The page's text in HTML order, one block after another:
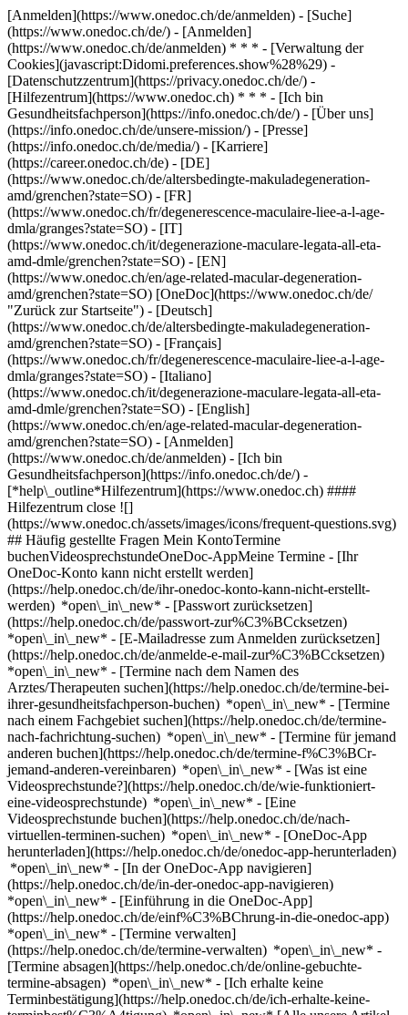
[Anmelden](https://www.onedoc.ch/de/anmelden) - [Suche]
(https://www.onedoc.ch/de/) - [Anmelden]
(https://www.onedoc.ch/de/anmelden) * * * - [Verwaltung der
Cookies](javascript:Didomi.preferences.show%28%29) -
[Datenschutzzentrum](https://privacy.onedoc.ch/de/) -
[Hilfezentrum](https://www.onedoc.ch) * * * - [Ich bin
Gesundheitsfachperson](https://info.onedoc.ch/de/) - [Über uns]
(https://info.onedoc.ch/de/unsere-mission/) - [Presse]
(https://info.onedoc.ch/de/media/) - [Karriere]
(https://career.onedoc.ch/de) - [DE]
(https://www.onedoc.ch/de/altersbedingte-makuladegeneration-
amd/grenchen?state=SO) - [FR]
(https://www.onedoc.ch/fr/degenerescence-maculaire-liee-a-l-age-
dmla/granges?state=SO) - [IT]
(https://www.onedoc.ch/it/degenerazione-maculare-legata-all-eta-
amd-dmle/grenchen?state=SO) - [EN]
(https://www.onedoc.ch/en/age-related-macular-degeneration-
amd/grenchen?state=SO) [OneDoc](https://www.onedoc.ch/de/
"Zurück zur Startseite") - [Deutsch]
(https://www.onedoc.ch/de/altersbedingte-makuladegeneration-
amd/grenchen?state=SO) - [Français]
(https://www.onedoc.ch/fr/degenerescence-maculaire-liee-a-l-age-
dmla/granges?state=SO) - [Italiano]
(https://www.onedoc.ch/it/degenerazione-maculare-legata-all-eta-
amd-dmle/grenchen?state=SO) - [English]
(https://www.onedoc.ch/en/age-related-macular-degeneration-
amd/grenchen?state=SO) - [Anmelden]
(https://www.onedoc.ch/de/anmelden) - [Ich bin
Gesundheitsfachperson](https://info.onedoc.ch/de/) -
[*help\_outline*Hilfezentrum](https://www.onedoc.ch) ####
Hilfezentrum close ![]
(https://www.onedoc.ch/assets/images/icons/frequent-questions.svg)
## Häufig gestellte Fragen Mein KontoTermine
buchenVideosprechstundeOneDoc-AppMeine Termine - [Ihr
OneDoc-Konto kann nicht erstellt werden]
(https://help.onedoc.ch/de/ihr-onedoc-konto-kann-nicht-erstellt-
werden) *open\_in\_new* - [Passwort zurücksetzen]
(https://help.onedoc.ch/de/passwort-zur%C3%BCcksetzen)
*open\_in\_new* - [E-Mailadresse zum Anmelden zurücksetzen]
(https://help.onedoc.ch/de/anmelde-e-mail-zur%C3%BCcksetzen)
*open\_in\_new* - [Termine nach dem Namen des
Arztes/Therapeuten suchen](https://help.onedoc.ch/de/termine-bei-
ihrer-gesundheitsfachperson-buchen) *open\_in\_new* - [Termine
nach einem Fachgebiet suchen](https://help.onedoc.ch/de/termine-
nach-fachrichtung-suchen) *open\_in\_new* - [Termine für jemand
anderen buchen](https://help.onedoc.ch/de/termine-f%C3%BCr-
jemand-anderen-vereinbaren) *open\_in\_new* - [Was ist eine
Videosprechstunde?](https://help.onedoc.ch/de/wie-funktioniert-
eine-videosprechstunde) *open\_in\_new* - [Eine
Videosprechstunde buchen](https://help.onedoc.ch/de/nach-
virtuellen-terminen-suchen) *open\_in\_new* - [OneDoc-App
herunterladen](https://help.onedoc.ch/de/onedoc-app-herunterladen)
*open\_in\_new* - [In der OneDoc-App navigieren]
(https://help.onedoc.ch/de/in-der-onedoc-app-navigieren)
*open\_in\_new* - [Einführung in die OneDoc-App]
(https://help.onedoc.ch/de/einf%C3%BChrung-in-die-onedoc-app)
*open\_in\_new* - [Termine verwalten](https://help.onedoc.ch/de/termine-verwalten) *open\_in\_new* - [Termine absagen](https://help.onedoc.ch/de/online-gebuchte-termine-absagen) *open\_in\_new* - [Ich erhalte keine Terminbestätigung](https://help.onedoc.ch/de/ich-erhalte-keine-terminbest%C3%A4tigung) *open\_in\_new* [Alle unsere Artikel anzeigen *open\_in\_new*](https://help.onedoc.ch/de/) close ## Ihre Suche bearbeiten ![Haus mit Pluszeichen, das anzeigt, dass eine Konsultation vor Ort möglich ist](https://www.onedoc.ch/assets/images/icons/on-site.svg) Vor Ort ![Kamera mit Play-Symbol, die anzeigt, dass eine Konsultation per Video aus der Ferne möglich ist](https://www.onedoc.ch/assets/images/icons/remote.svg) Virtuell Suche #### Fachrichtung #### Gesundheitsfachperson #### Einrichtung edit Altersbedingte Makuladegeneration | AMD in Grenchen SO tune Filter Neue Patienten*keyboard\_arrow\_down* - Zugelassen*check\_circle* Gesprochene Sprachen*keyboard\_arrow\_down* - Deutsch*check\_circle* - Englisch*check\_circle* Geschlecht*keyboard\_arrow\_down* - Weiblich*check\_circle* - Männlich*check\_circle* Verfügbarkeit*keyboard\_arrow\_down* - Heute*check\_circle* - In den nächsten 3 Tagen*check\_circle* - In den nächsten 7 Tagen*check\_circle* - In den nächsten 14 Tagen*check\_circle* # __Altersbedingte Makuladegeneration | AMD__ in __Grenchen SO__: Buchen Sie heute Ihren Termin online ## 3 Ergebnisse in Grenchen SO [![Dr. med. Elena Angeleska, Augenärztin in Grenchen](https://assets.onedoc.ch/images/users/52383c3709d04d40b12c575e339e268e831c27eec466adf7f0fac965f72ee2ae-small.jpg "Dr. med. Elena Angeleska, Augenärztin in Grenchen")](https://www.onedoc.ch/de/augenarztin/grenchen/pcrxz/dr-med-elena-angeleska) ### [Dr. med. Elena Angeleska](https://www.onedoc.ch/de/augenarztin/grenchen/pcrxz/dr-med-elena-angeleska) [Augenärztin](https://www.onedoc.ch/de/augenarzt/grenchen?state=SO) [Pallas Grenchen](https://www.onedoc.ch/de/klinik/grenchen/e7m7/pallas-grenchen) Kirchstrasse 10 2540 Grenchen SO ![Patient mit Pluszeichen, der anzeigt, dass neue Patienten angenommen werden](https://www.onedoc.ch/assets/images/icons/new-patients.svg)Akzeptiert neue Patienten [Termin buchen](https://www.onedoc.ch/de/augenarztin/grenchen/pcrxz/dr-med-elena-angeleska) Expertisen: Altersbedingte Makuladegeneration | AMD, [Astigmatismus](https://www.onedoc.ch/de/astigmatismus/grenchen?state=SO), [Glaukom | Grüner Star](https://www.onedoc.ch/de/glaukom-gruner-star/grenchen?state=SO), [Katarakt | Grauer Star](https://www.onedoc.ch/de/katarakt-grauer-star/grenchen?state=SO), [Kurzsichtigkeit | Myopie](https://www.onedoc.ch/de/kurzsichtigkeit-myopie/grenchen?state=SO), [Refraktive Chirurgie](https://www.onedoc.ch/de/refraktive-chirurgie/grenchen?state=SO), [Trockene Augen](https://www.onedoc.ch/de/trockene-augen/grenchen?state=SO), [Vorsorgeuntersuchung Diabetische Retinopathie](https://www.onedoc.ch/de/vorsorgeuntersuchung-diabetische-retinopathie/grenchen?state=SO), [Augencheck | Untersuchung der Sehkraft | Visustest](https://www.onedoc.ch/de/augencheck-untersuchung-der-sehkraft-visustest/grenchen?state=SO), [Brille](https://www.onedoc.ch/de/brille/grenchen?state=SO), [Chalazion | Hagelkorn](https://www.onedoc.ch/de/chalazion-hagelkorn/grenchen?state=SO), [Katarakt-Chirurgie | Grauer Star-Operation](https://www.onedoc.ch/de/katarakt-chirurgie-grauer-star-operation/grenchen?state=SO), [Konjunktivitis | Bindehautentzündung](https://www.onedoc.ch/de/konjunktivitis-bindehautentzundung/grenchen?state=SO)Mehr anzeigen *chevron\_left* Mo. 03 Aug. *chevron\_right* Mehr Termine anzeigen *error\_outline* Beim Laden der Verfügbarkeiten ist ein Fehler aufgetreten [Erneut versuchen](https://www.onedoc.ch) Expertisen: Altersbedingte Makuladegeneration | AMD, [Astigmatismus](https://www.onedoc.ch/de/astigmatismus/grenchen?state=SO), [Glaukom | Grüner Star](https://www.onedoc.ch/de/glaukom-gruner-star/grenchen?state=SO), [Katarakt | Grauer Star](https://www.onedoc.ch/de/katarakt-grauer-star/grenchen?state=SO), [Kurzsichtigkeit | Myopie](https://www.onedoc.ch/de/kurzsichtigkeit-myopie/grenchen?state=SO), [Refraktive Chirurgie](https://www.onedoc.ch/de/refraktive-chirurgie/grenchen?state=SO), [Trockene Augen](https://www.onedoc.ch/de/trockene-augen/grenchen?state=SO), [Vorsorgeuntersuchung Diabetische Retinopathie](https://www.onedoc.ch/de/vorsorgeuntersuchung-diabetische-retinopathie/grenchen?state=SO), [Augencheck | Untersuchung der Sehkraft | Visustest](https://www.onedoc.ch/de/augencheck-untersuchung-der-sehkraft-visustest/grenchen?state=SO), [Brille](https://www.onedoc.ch/de/brille/grenchen?state=SO), [Chalazion | Hagelkorn](https://www.onedoc.ch/de/chalazion-hagelkorn/grenchen?state=SO), [Katarakt-Chirurgie | Grauer Star-Operation](https://www.onedoc.ch/de/katarakt-chirurgie-grauer-star-operation/grenchen?state=SO), [Konjunktivitis | Bindehautentzündung](https://www.onedoc.ch/de/konjunktivitis-bindehautentzundung/grenchen?state=SO)Mehr anzeigen [![Dr. med. Željko Kaurić, Augenarzt in Grenchen](https://assets.onedoc.ch/images/users/9ada9fadca97cc32170d38bccc755e1672eba9f4a644aa21470d74e90fc16a71-small.jpg "Dr. med. Željko Kaurić, Augenarzt in Grenchen")](https://www.onedoc.ch/de/augenarzt/grenchen/pcrx1/dr-med-zeljko-kauric) ### [Dr. med. Željko Kaurić](https://www.onedoc.ch/de/augenarzt/grenchen/pcrx1/dr-med-zeljko-kauric) ![Abzeichen, das ein verifiziertes Profil kennzeichnet](https://www.onedoc.ch/assets/images/icons/checkmark.svg) [Augenarzt](https://www.onedoc.ch/de/augenarzt/grenchen?state=SO) [Pallas Grenchen](https://www.onedoc.ch/de/klinik/grenchen/e7m7/pallas-grenchen) Kirchstrasse 10 2540 Grenchen SO ![Patient mit Pluszeichen, der anzeigt, dass neue Patienten angenommen werden](https://www.onedoc.ch/assets/images/icons/new-patients.svg)Akzeptiert neue Patienten [Termin buchen](https://www.onedoc.ch/de/augenarzt/grenchen/pcrx1/dr-med-zeljko-kauric) Expertisen: Altersbedingte Makuladegeneration | AMD, [Astigmatismus](https://www.onedoc.ch/de/astigmatismus/grenchen?state=SO), [Glaukom | Grüner Star](https://www.onedoc.ch/de/glaukom-gruner-star/grenchen?state=SO), [Katarakt | Grauer Star](https://www.onedoc.ch/de/katarakt-grauer-star/grenchen?state=SO), [Kurzsichtigkeit | Myopie](https://www.onedoc.ch/de/kurzsichtigkeit-myopie/grenchen?state=SO), [Refraktive Chirurgie](https://www.onedoc.ch/de/refraktive-chirurgie/grenchen?state=SO), [Trockene Augen](https://www.onedoc.ch/de/trockene-augen/grenchen?state=SO), [Vorsorgeuntersuchung Diabetische Retinopathie](https://www.onedoc.ch/de/vorsorgeuntersuchung-diabetische-retinopathie/grenchen?state=SO), [Brille](https://www.onedoc.ch/de/brille/grenchen?state=SO), [Gesichtsfeld](https://www.onedoc.ch/de/gesichtsfeld/grenchen?state=SO)Mehr anzeigen *chevron\_left* Mo. 03 Aug. *chevron\_right* Mehr Termine anzeigen *error\_outline* Beim Laden der Verfügbarkeiten ist ein Fehler aufgetreten [Erneut versuchen](https://www.onedoc.ch) Expertisen: Altersbedingte Makuladegeneration | AMD, [Astigmatismus](https://www.onedoc.ch/de/astigmatismus/grenchen?state=SO), [Glaukom | Grüner Star](https://www.onedoc.ch/de/glaukom-gruner-star/grenchen?state=SO), [Katarakt | Grauer Star](https://www.onedoc.ch/de/katarakt-grauer-star/grenchen?state=SO), [Kurzsichtigkeit | Myopie](https://www.onedoc.ch/de/kurzsichtigkeit-myopie/grenchen?state=SO), [Refraktive Chirurgie](https://www.onedoc.ch/de/refraktive-chirurgie/grenchen?state=SO), [Trockene Augen](https://www.onedoc.ch/de/trockene-augen/grenchen?state=SO), [Vorsorgeuntersuchung Diabetische Retinopathie](https://www.onedoc.ch/de/vorsorgeuntersuchung-diabetische-retinopathie/grenchen?state=SO), [Brille](https://www.onedoc.ch/de/brille/grenchen?state=SO), [Gesichtsfeld](https://www.onedoc.ch/de/gesichtsfeld/grenchen?state=SO)Mehr anzeigen [![Dr. med. Carlo Suter, Augenarzt in Grenchen](https://assets.onedoc.ch/images/users/34965c6c640ea1b36cd7e685f0272e0dea8cfb8f9862c1c861a9711f7e36f896-small.jpg "Dr. med. Carlo Suter, Augenarzt in Grenchen")](https://www.onedoc.ch/de/augenarzt/grenchen/pcrhf/dr-med-carlo-suter) ### [Dr. med. Carlo Suter](https://www.onedoc.ch/de/augenarzt/grenchen/pcrhf/dr-med-carlo-suter) ![Abzeichen, das ein verifiziertes Profil kennzeichnet](https://www.onedoc.ch/assets/images/icons/checkmark.svg) [Augenarzt](https://www.onedoc.ch/de/augenarzt/grenchen?state=SO) [Pallas Grenchen](https://www.onedoc.ch/de/klinik/grenchen/e7m7/pallas-grenchen) Kirchstrasse 10 2540 Grenchen SO ![Patient mit Pluszeichen, der anzeigt, dass neue Patienten angenommen werden](https://www.onedoc.ch/assets/images/icons/new-patients.svg)Akzeptiert neue Patienten [Termin buchen](https://www.onedoc.ch/de/augenarzt/grenchen/pcrhf/dr-med-carlo-suter) Expertisen: Altersbedingte Makuladegeneration | AMD, [Astigmatismus](https://www.onedoc.ch/de/astigmatismus/grenchen?state=SO), [Glaukom | Grüner Star](https://www.onedoc.ch/de/glaukom-gruner-star/grenchen?state=SO), [Katarakt | Grauer Star](https://www.onedoc.ch/de/katarakt-grauer-star/grenchen?state=SO), [Katarakt-Chirurgie | Grauer Star-Operation](https://www.onedoc.ch/de/katarakt-chirurgie-grauer-star-operation/grenchen?state=SO), [Kurzsichtigkeit | Myopie](https://www.onedoc.ch/de/kurzsichtigkeit-myopie/grenchen?state=SO), [Refraktive Chirurgie](https://www.onedoc.ch/de/refraktive-chirurgie/grenchen?state=SO), [Trockene Augen](https://www.onedoc.ch/de/trockene-augen/grenchen?state=SO)Mehr anzeigen *chevron\_left* Mo. 03 Aug. *chevron\_right* Mehr Termine anzeigen *error\_outline* Beim Laden der Verfügbarkeiten ist ein Fehler aufgetreten [Erneut versuchen](https://www.onedoc.ch) Expertisen: Altersbedingte Makuladegeneration | AMD, [Astigmatismus](https://www.onedoc.ch/de/astigmatismus/grenchen?state=SO), [Glaukom | Grüner Star](https://www.onedoc.ch/de/glaukom-gruner-star/grenchen?state=SO), [Katarakt | Grauer Star](https://www.onedoc.ch/de/katarakt-grauer-star/grenchen?s